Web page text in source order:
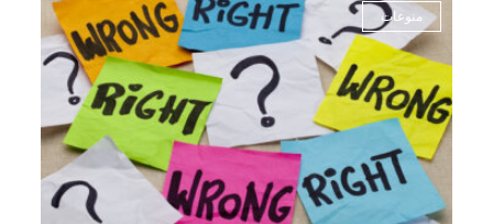
منوعات